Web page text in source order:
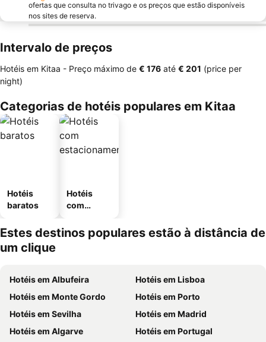
ofertas que consulta no trivago e os preços que estão disponíveis
nos sites de reserva.
Intervalo de preços
Hotéis em Kitaa - Preço máximo de ‎€ 176 até ‎€ 201 (price per
night)
Categorias de hotéis populares em Kitaa
Hotéis
baratos
Hotéis
com
mento
Estes destinos populares estão à distância de
um clique
Hotéis em Albufeira
Hotéis em Lisboa
Hotéis em Monte Gordo
Hotéis em Porto
Hotéis em Sevilha
Hotéis em Madrid
Hotéis em Algarve
Hotéis em Portugal